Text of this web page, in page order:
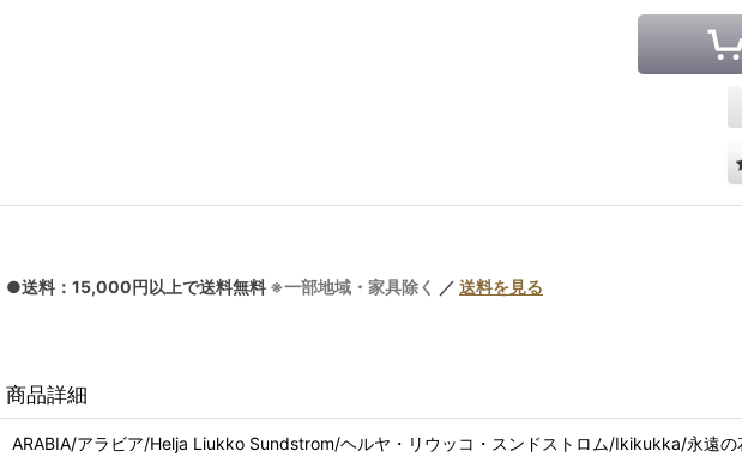
●送料：15,000円以上で送料無料 ※一部地域・家具除く ／ 送料を見る
商品詳細
ARABIA/アラビア/Helja Liukko Sundstrom/ヘルヤ・リウッコ・スンドストロム/Ikikukka/永遠の